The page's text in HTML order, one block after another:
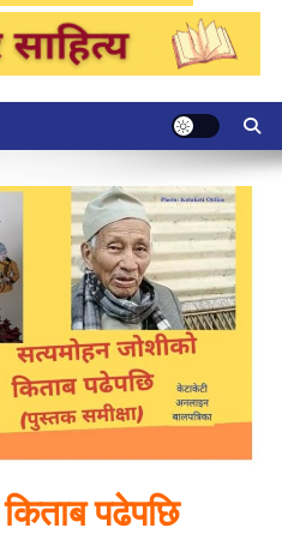
Children
पढेपछि